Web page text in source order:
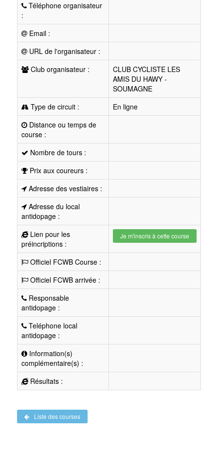
Téléphone organisateur
:
Email :
URL de l'organisateur :
Club organisateur :
CLUB CYCLISTE LES
AMIS DU HAWY -
SOUMAGNE
Type de circuit :
En ligne
Distance ou temps de
course :
Nombre de tours :
Prix aux coureurs :
Adresse des vestiaires :
Adresse du local
antidopage :
Lien pour les
préincriptions :
Je m'inscris à cette course
Officiel FCWB Course :
Officiel FCWB arrivée :
Responsable
antidopage :
Teléphone local
antidopage :
Information(s)
complémentaire(s) :
Résultats :
Liste des courses